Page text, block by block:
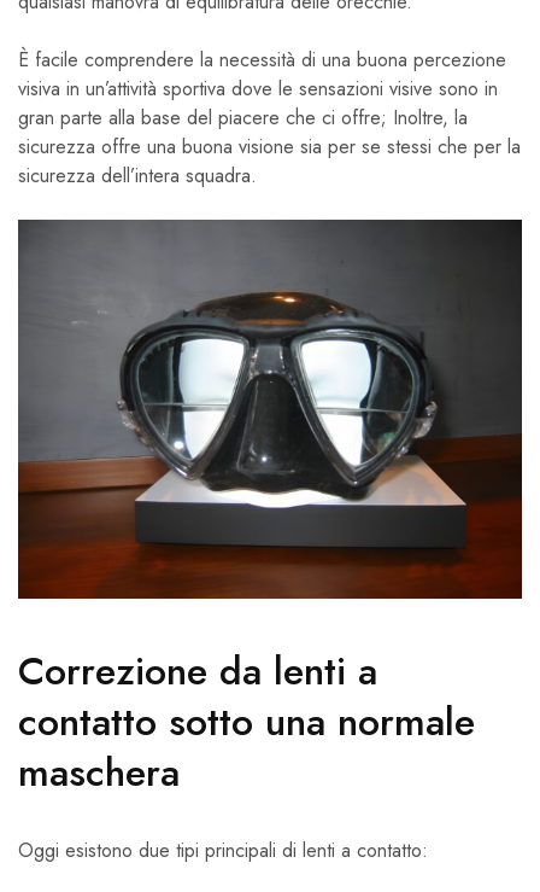
È facile comprendere la necessità di una buona percezione
visiva in un’attività sportiva dove le sensazioni visive sono in
gran parte alla base del piacere che ci offre; Inoltre, la
sicurezza offre una buona visione sia per se stessi che per la
sicurezza dell’intera squadra.
Correzione da lenti a
contatto sotto una normale
maschera
Oggi esistono due tipi principali di lenti a contatto: